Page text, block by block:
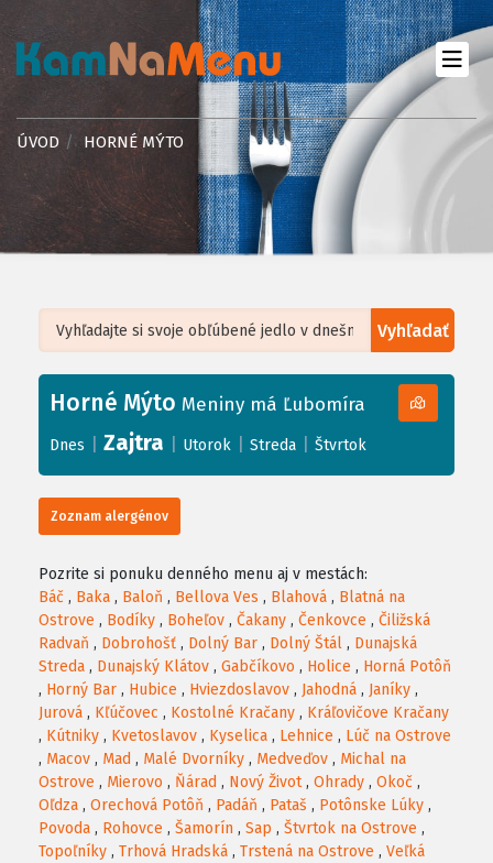
ÚVOD HORNÉ MÝTO
Vyhľadať
+
−
Leaflet| ©OpenStreetMap, Tiles courtesy ofHumanitarian OpenStreetMap
Horné Mýto Meniny má Ľubomíra
Dnes Zajtra Utorok Streda Štvrtok
Zoznam alergénov
Pozrite si ponuku denného menu aj v mestách:
Báč , Baka , Baloň , Bellova Ves , Blahová , Blatná na
Ostrove , Bodíky , Boheľov , Čakany , Čenkovce , Čiližská
Radvaň , Dobrohošť , Dolný Bar , Dolný Štál , Dunajská
Streda , Dunajský Klátov , Gabčíkovo , Holice , Horná Potôň
, Horný Bar , Hubice , Hviezdoslavov , Jahodná , Janíky ,
Jurová , Kľúčovec , Kostolné Kračany , Kráľovičove Kračany
, Kútniky , Kvetoslavov , Kyselica , Lehnice , Lúč na Ostrove
, Macov , Mad , Malé Dvorníky , Medveďov , Michal na
Ostrove , Mierovo , Ňárad , Nový Život, Ohrady , Okoč ,
Oľdza , Orechová Potôň , Padáň , Pataš , Potônske Lúky ,
Povoda , Rohovce , Šamorín , Sap , Štvrtok na Ostrove ,
Topoľníky , Trhová Hradská , Trstená na Ostrove , Veľká